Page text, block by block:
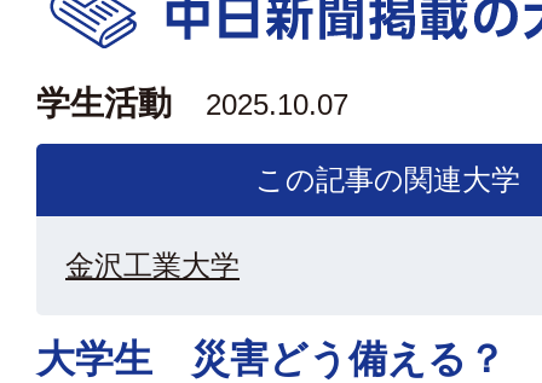
学生活動 2025.10.07
この記事の関連大学
金沢工業大学
大学生 災害どう備える？